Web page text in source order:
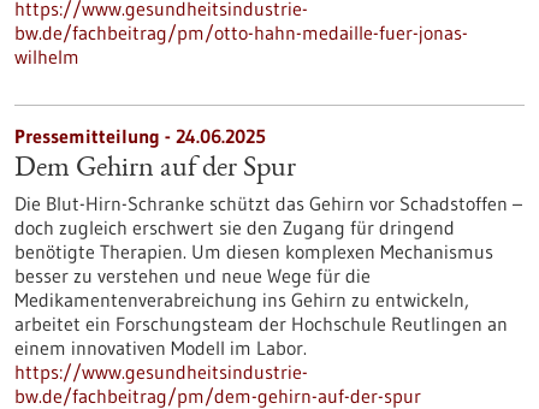
https://www.gesundheitsindustrie-
bw.de/fachbeitrag/pm/otto-hahn-medaille-fuer-jonas-
wilhelm
Pressemitteilung - 24.06.2025
Dem Gehirn auf der Spur
Die Blut-Hirn-Schranke schützt das Gehirn vor Schadstoffen –
doch zugleich erschwert sie den Zugang für dringend
benötigte Therapien. Um diesen komplexen Mechanismus
besser zu verstehen und neue Wege für die
Medikamentenverabreichung ins Gehirn zu entwickeln,
arbeitet ein Forschungsteam der Hochschule Reutlingen an
einem innovativen Modell im Labor.
https://www.gesundheitsindustrie-
bw.de/fachbeitrag/pm/dem-gehirn-auf-der-spur